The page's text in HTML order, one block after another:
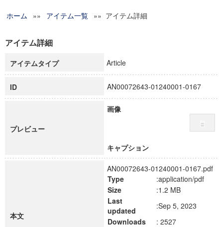
グローバルリサーチインスティテュート
科学研究費補助金研究成果報告書
慶應義塾大学グローバルCOEプログラム市民社会ガバナンス
慶應義塾大学グローバルCOEプログラム論理と感性の先端的
博士課程教育リーディングプログラム「超成熟社会発展のサ
学術雑誌掲載論文等(8)
ホーム »» アイテム一覧 »» アイテム詳細
アイテム詳細
アイテムタイプ Article
ID AN00072643-01240001-0167
プレビュー
画像
キャプション
本文
AN00072643-01240001-0167.pdf
Type
:application/pdf
Size
:1.2 MB
Last
updated
:Sep 5, 2023
Downloads
: 2527